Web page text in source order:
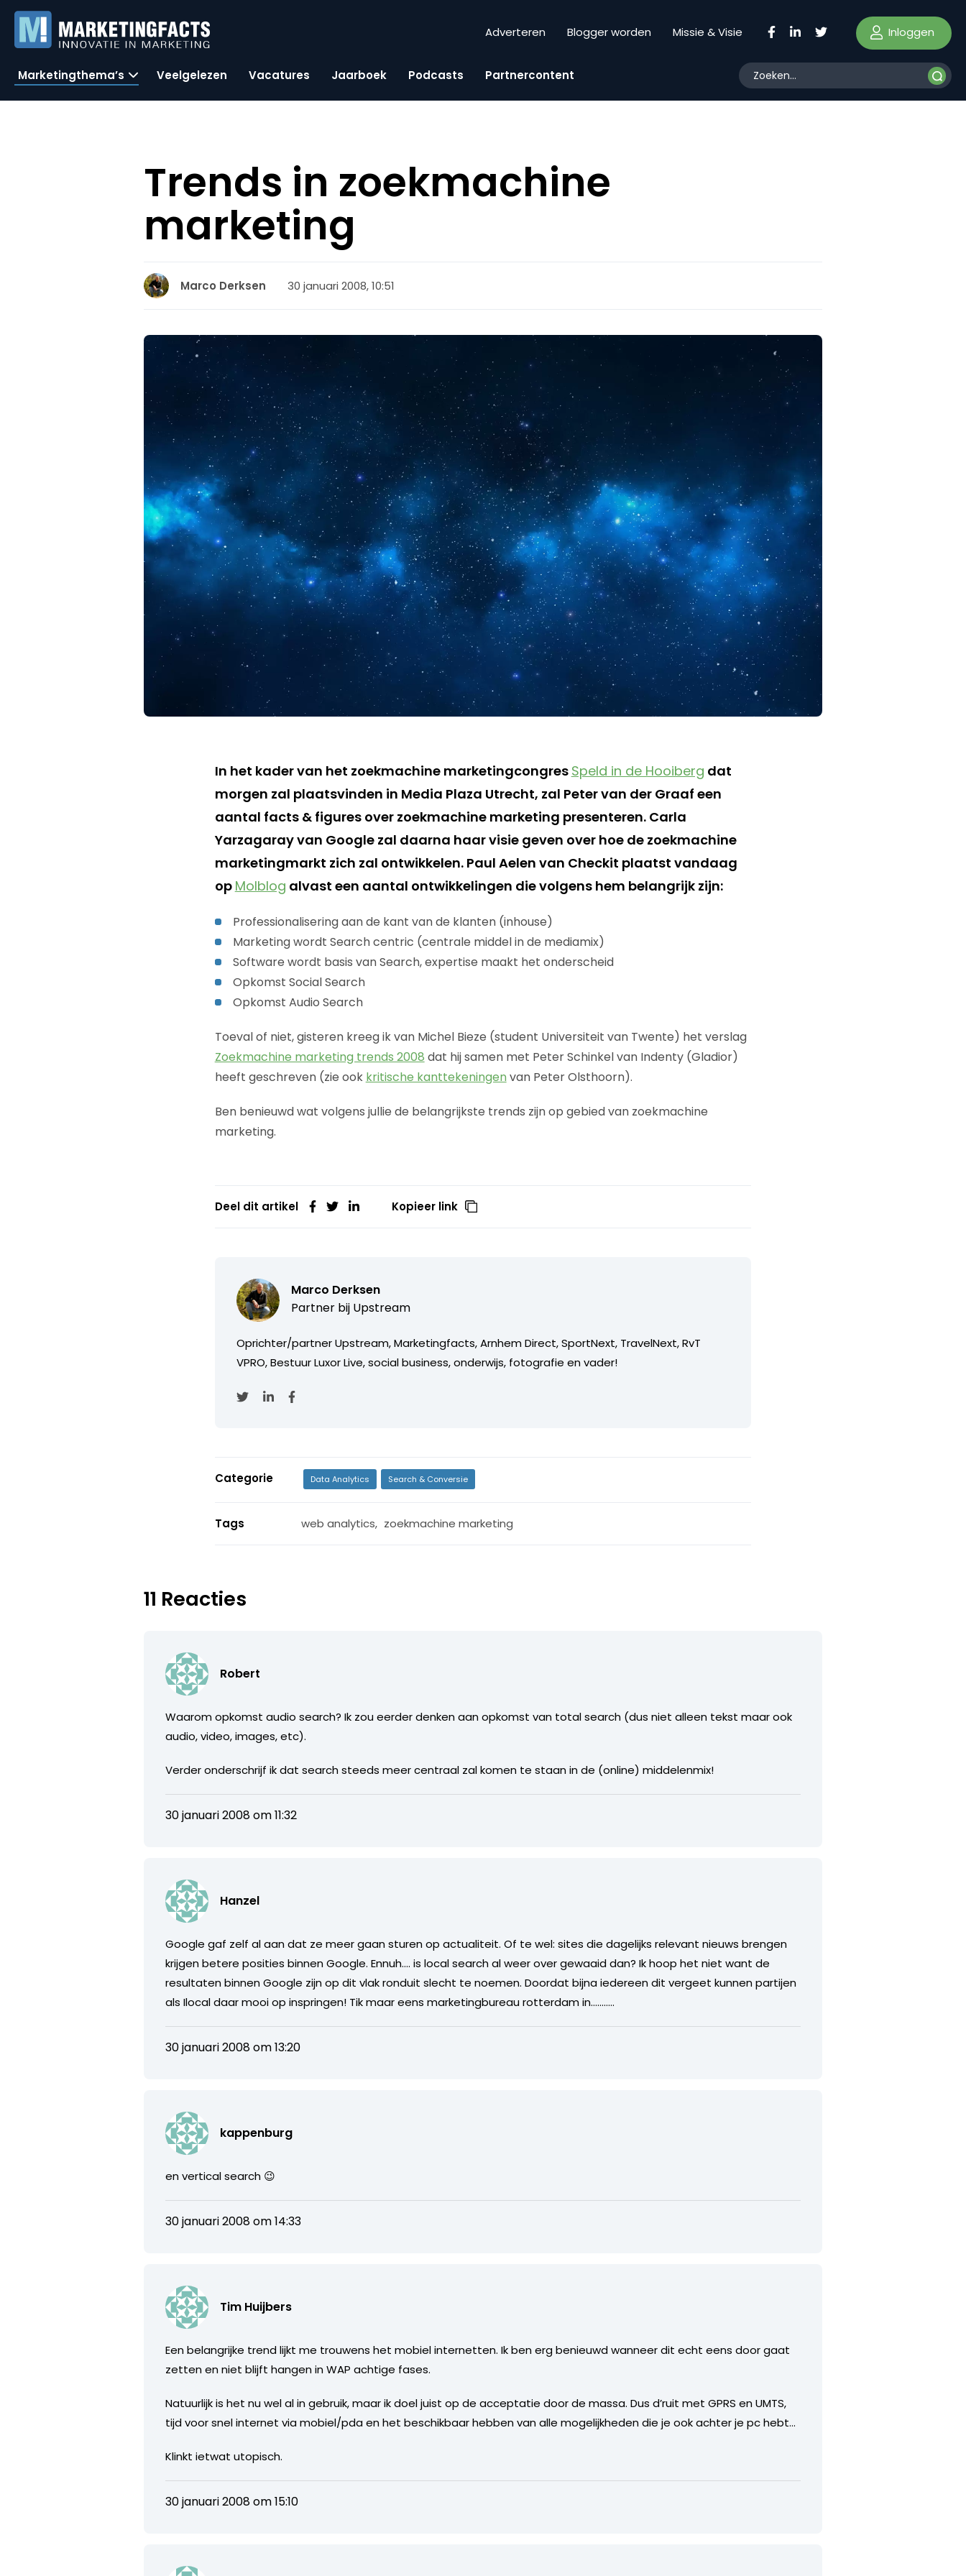
Adverteren Blogger worden Missie & Visie Inloggen
Marketingthema’s Veelgelezen Vacatures Jaarboek Podcasts Partnercontent
Trends in zoekmachine
marketing
Marco Derksen 30 januari 2008, 10:51
In het kader van het zoekmachine marketingcongres Speld in de Hooiberg dat
morgen zal plaatsvinden in Media Plaza Utrecht, zal Peter van der Graaf een
aantal facts & figures over zoekmachine marketing presenteren. Carla
Yarzagaray van Google zal daarna haar visie geven over hoe de zoekmachine
marketingmarkt zich zal ontwikkelen. Paul Aelen van Checkit plaatst vandaag
op Molblog alvast een aantal ontwikkelingen die volgens hem belangrijk zijn:
Professionalisering aan de kant van de klanten (inhouse)
Marketing wordt Search centric (centrale middel in de mediamix)
Software wordt basis van Search, expertise maakt het onderscheid
Opkomst Social Search
Opkomst Audio Search
Toeval of niet, gisteren kreeg ik van Michel Bieze (student Universiteit van Twente) het verslag
Zoekmachine marketing trends 2008 dat hij samen met Peter Schinkel van Indenty (Gladior)
heeft geschreven (zie ook kritische kanttekeningen van Peter Olsthoorn).
Ben benieuwd wat volgens jullie de belangrijkste trends zijn op gebied van zoekmachine
marketing.
Deel dit artikel Kopieer link
Marco Derksen
Partner bij Upstream
Oprichter/partner Upstream, Marketingfacts, Arnhem Direct, SportNext, TravelNext, RvT
VPRO, Bestuur Luxor Live, social business, onderwijs, fotografie en vader!
Categorie Data Analytics Search & Conversie
Tags web analytics, zoekmachine marketing
11 Reacties
Robert
Waarom opkomst audio search? Ik zou eerder denken aan opkomst van total search (dus niet alleen tekst maar ook
audio, video, images, etc).
Verder onderschrijf ik dat search steeds meer centraal zal komen te staan in de (online) middelenmix!
30 januari 2008 om 11:32
Hanzel
Google gaf zelf al aan dat ze meer gaan sturen op actualiteit. Of te wel: sites die dagelijks relevant nieuws brengen
krijgen betere posities binnen Google. Ennuh…. is local search al weer over gewaaid dan? Ik hoop het niet want de
resultaten binnen Google zijn op dit vlak ronduit slecht te noemen. Doordat bijna iedereen dit vergeet kunnen partijen
als Ilocal daar mooi op inspringen! Tik maar eens marketingbureau rotterdam in………..
30 januari 2008 om 13:20
kappenburg
en vertical search 😉
30 januari 2008 om 14:33
Tim Huijbers
Een belangrijke trend lijkt me trouwens het mobiel internetten. Ik ben erg benieuwd wanneer dit echt eens door gaat
zetten en niet blijft hangen in WAP achtige fases.
Natuurlijk is het nu wel al in gebruik, maar ik doel juist op de acceptatie door de massa. Dus d’ruit met GPRS en UMTS,
tijd voor snel internet via mobiel/pda en het beschikbaar hebben van alle mogelijkheden die je ook achter je pc hebt…
Klinkt ietwat utopisch.
30 januari 2008 om 15:10